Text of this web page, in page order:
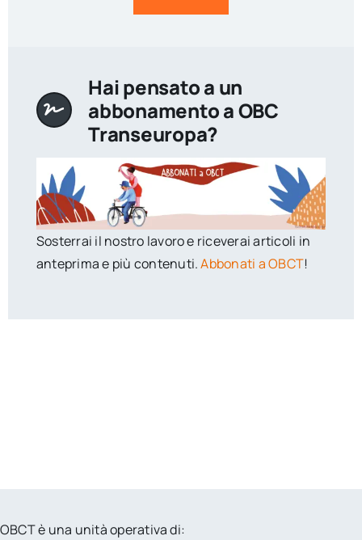
Hai pensato a un
abbonamento a OBC
Transeuropa?
Sosterrai il nostro lavoro e riceverai articoli in
anteprima e più contenuti.Abbonati a OBCT!
OBCT è una unità operativa di: